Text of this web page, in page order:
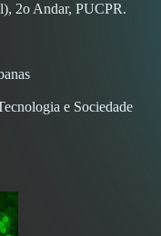
2o Andar, PUCPR.
e Sociedade